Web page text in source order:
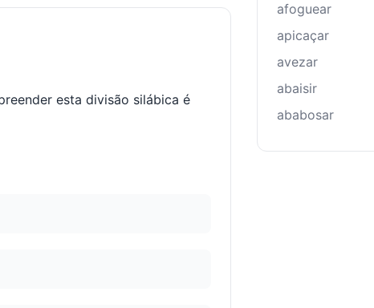
esta divisão silábica é
afoguear
apicaçar
avezar
abaisir
ababosar